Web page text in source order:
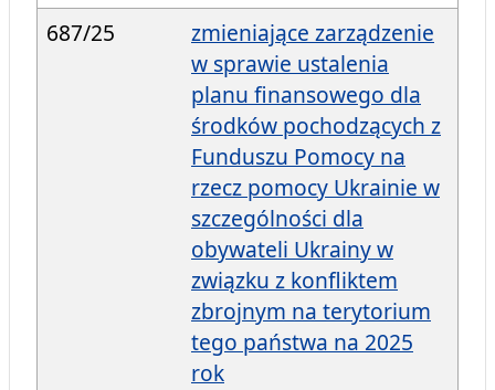
687/25
zmieniające zarządzenie
w sprawie ustalenia
planu finansowego dla
środków pochodzących z
Funduszu Pomocy na
rzecz pomocy Ukrainie w
szczególności dla
obywateli Ukrainy w
związku z konfliktem
zbrojnym na terytorium
tego państwa na 2025
rok